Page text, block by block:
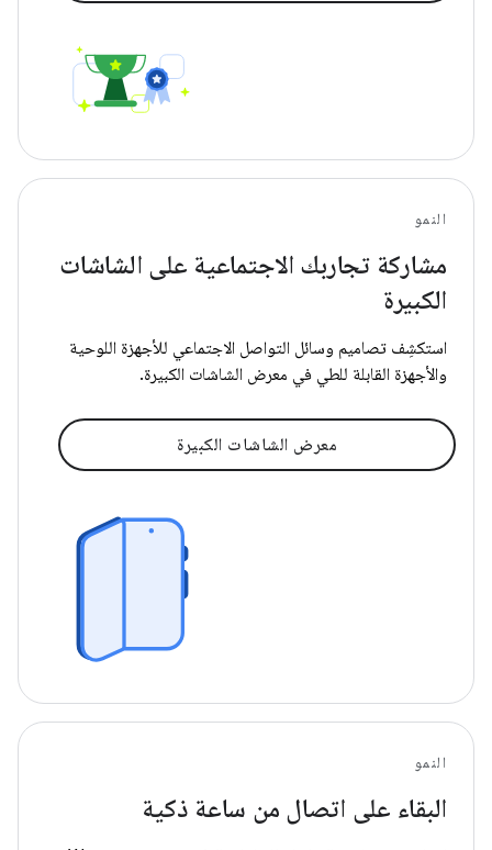
النمو
مشاركة تجاربك الاجتماعية على الشاشات
الكبيرة
استكشِف تصاميم وسائل التواصل الاجتماعي للأجهزة اللوحية
والأجهزة القابلة للطي في معرض الشاشات الكبيرة.
معرض الشاشات الكبيرة
النمو
البقاء على اتصال من ساعة ذكية